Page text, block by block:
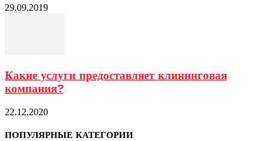
29.09.2019
Какие услуги предоставляет клининговая
компания?
22.12.2020
ПОПУЛЯРНЫЕ КАТЕГОРИИ